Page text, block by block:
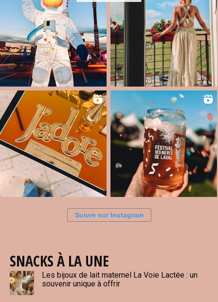
Suivre sur Instagram
SNACKS À LA UNE
Les bijoux de lait maternel La Voie Lactée : un
souvenir unique à offrir